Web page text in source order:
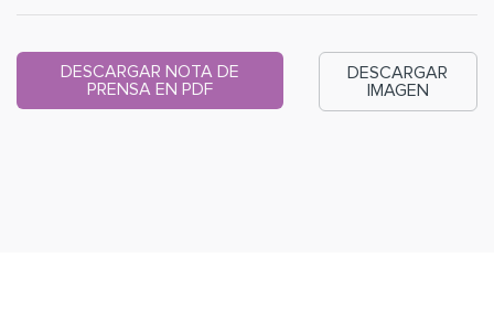
DESCARGAR NOTA DE
PRENSA EN PDF
DESCARGAR
IMAGEN